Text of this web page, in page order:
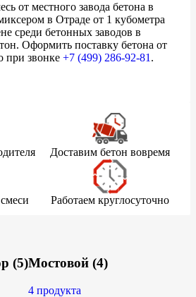
от местного завода бетона в
в Отраде от 1 кубометра
среди бетонных заводов в
Оформить поставку бетона от
при звонке +7 (499) 286-92-81 .
Доставим бетон вовремя
Работаем круглосуточно
(5)Мостовой (4)
4 продукта